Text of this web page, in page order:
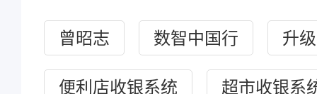
曾昭志 数智中国行 升
便利店收银系统 超市收银系